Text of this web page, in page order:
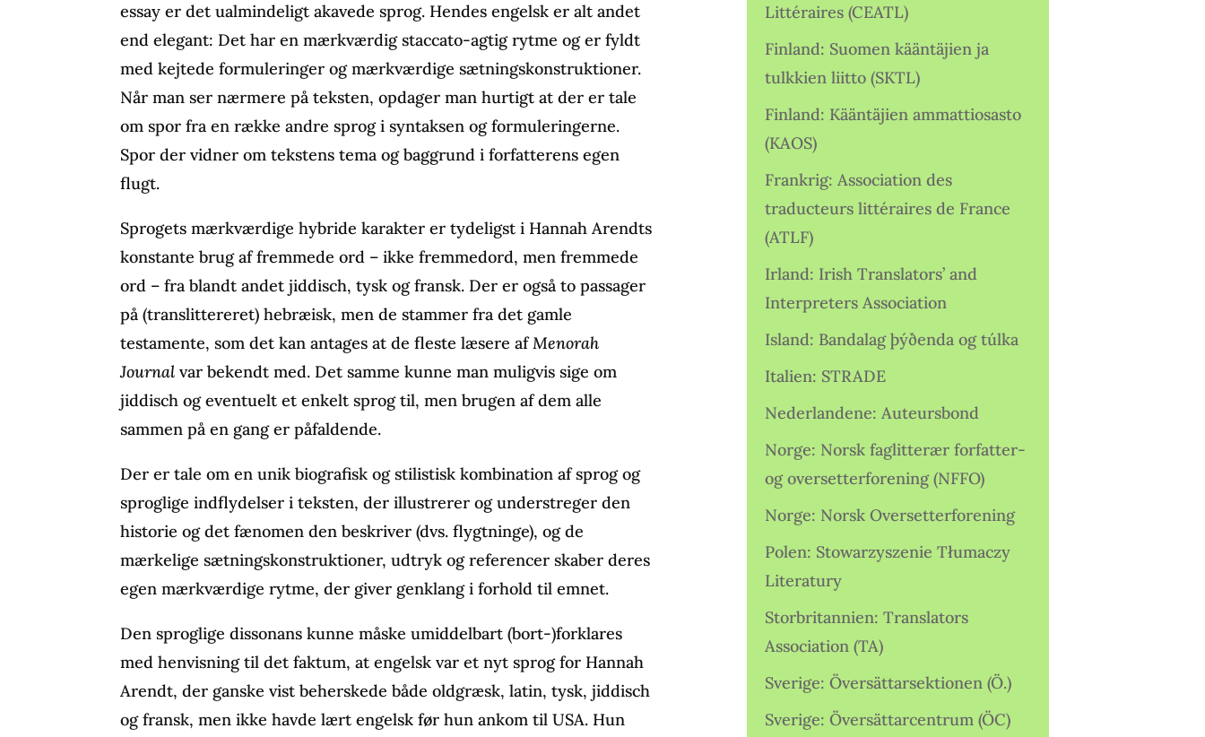
essay er det ualmindeligt akavede sprog. Hendes engelsk er alt andet
end elegant: Det har en mærkværdig staccato-agtig rytme og er fyldt
med kejtede formuleringer og mærkværdige sætningskonstruktioner.
Når man ser nærmere på teksten, opdager man hurtigt at der er tale
om spor fra en række andre sprog i syntaksen og formuleringerne.
Spor der vidner om tekstens tema og baggrund i forfatterens egen
flugt.
Sprogets mærkværdige hybride karakter er tydeligst i Hannah Arendts
konstante brug af fremmede ord – ikke fremmedord, men fremmede
ord – fra blandt andet jiddisch, tysk og fransk. Der er også to passager
på (translittereret) hebræisk, men de stammer fra det gamle
testamente, som det kan antages at de fleste læsere afMenorah
Journalvar bekendt med. Det samme kunne man muligvis sige om
jiddisch og eventuelt et enkelt sprog til, men brugen af dem alle
sammen på en gang er påfaldende.
Der er tale om en unik biografisk og stilistisk kombination af sprog og
sproglige indflydelser i teksten, der illustrerer og understreger den
historie og det fænomen den beskriver (dvs. flygtninge), og de
mærkelige sætningskonstruktioner, udtryk og referencer skaber deres
egen mærkværdige rytme, der giver genklang i forhold til emnet.
Den sproglige dissonans kunne måske umiddelbart (bort-)forklares
med henvisning til det faktum, at engelsk var et nyt sprog for Hannah
Arendt, der ganske vist beherskede både oldgræsk, latin, tysk, jiddisch
og fransk, men ikke havde lært engelsk før hun ankom til USA. Hun
Littéraires (CEATL)
Finland: Suomen kääntäjien ja
tulkkien liitto (SKTL)
Finland: Kääntäjien ammattiosasto
(KAOS)
Frankrig: Association des
traducteurs littéraires de France
(ATLF)
Irland: Irish Translators’ and
Interpreters Association
Island: Bandalag þýðenda og túlka
Italien: STRADE
Nederlandene: Auteursbond
Norge: Norsk faglitterær forfatter-
og oversetterforening (NFFO)
Norge: Norsk Oversetterforening
Polen: Stowarzyszenie Tłumaczy
Literatury
Storbritannien: Translators
Association (TA)
Sverige: Översättarsektionen (Ö.)
Sverige: Översättarcentrum (ÖC)